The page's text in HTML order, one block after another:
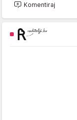
Komentiraj